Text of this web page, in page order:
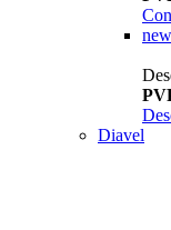
new
Diavel